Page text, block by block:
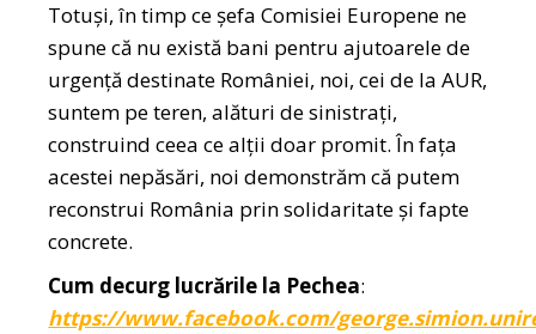
Totuși, în timp ce șefa Comisiei Europene ne
spune că nu există bani pentru ajutoarele de
urgență destinate României, noi, cei de la AUR,
suntem pe teren, alături de sinistrați,
construind ceea ce alții doar promit. În fața
acestei nepăsări, noi demonstrăm că putem
reconstrui România prin solidaritate și fapte
concrete.
Cum decurg lucrările la Pechea:
https://www.facebook.com/